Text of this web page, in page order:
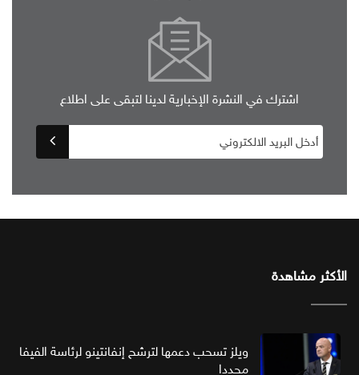
اشترك في النشرة الإخبارية لدينا لتبقى على اطلاع
الأكثر مشاهدة
ويلز تسحب دعمها لترشح إنفانتينو لرئاسة الفيفا
مجددا